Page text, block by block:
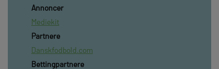
Annoncer
Mediekit
Partnere
Danskfodbold.com
Bettingpartnere